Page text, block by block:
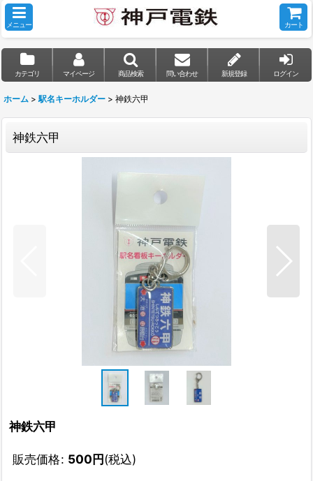
メニュー カート
カテゴリ マイページ 商品検索 問い合わせ 新規登録 ログイン
ホーム > 駅名キーホルダー > 神鉄六甲
神鉄六甲
神鉄六甲
販売価格: 500円(税込)